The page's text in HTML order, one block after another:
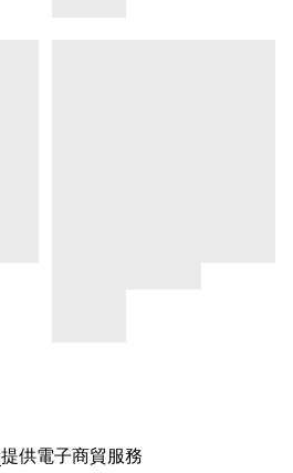
提供電子商貿服務